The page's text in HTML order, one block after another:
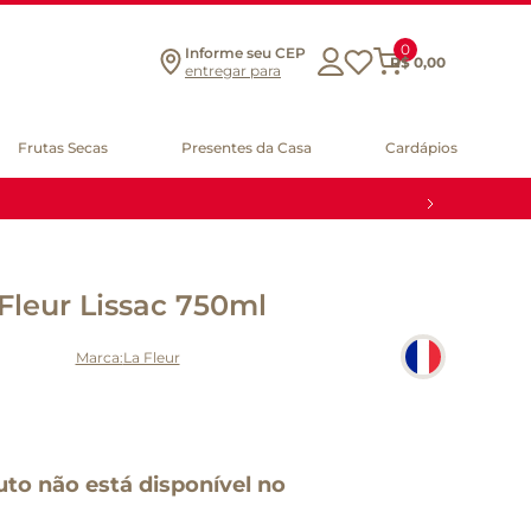
Informe seu CEP
entregar para
0
R$ 0,00
Frutas Secas Presentes da Casa Cardápios
Lissac 750ml
La Fleur
não está disponível no